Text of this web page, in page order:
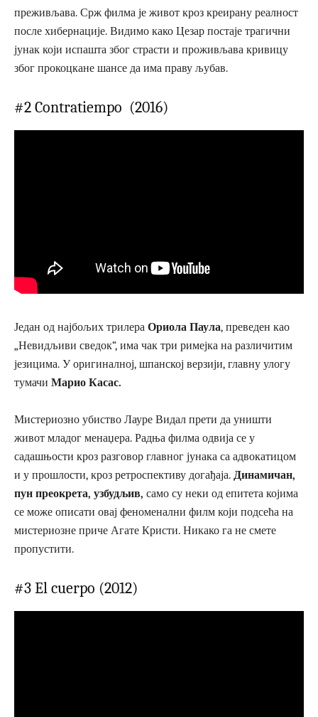
преживљава. Срж филма је живот кроз креирану реалност
после хибернације. Видимо како Цезар постаје трагични
јунак који испашта због страсти и проживљава кривицу
због прокоцкане шансе да има праву љубав.
#2 Contratiempo (2016)
Један од најбољих трилера Ориола Паула, преведен као
„Невидљиви сведок“, има чак три римејка на различитим
језицима. У оригиналној, шпанској верзији, главну улогу
тумачи Марио Касас.
Мистериозно убиство Лауре Видал прети да уништи
живот младог менаџера. Радња филма одвија се у
садашњости кроз разговор главног јунака са адвокатицом
и у прошлости, кроз ретроспективу догађаја. Динамичан,
пун преокрета, узбудљив, само су неки од епитета којима
се може описати овај феноменални филм који подсећа на
мистериозне приче Агате Кристи. Никако га не смете
пропустити.
#3 El cuerpo (2012)